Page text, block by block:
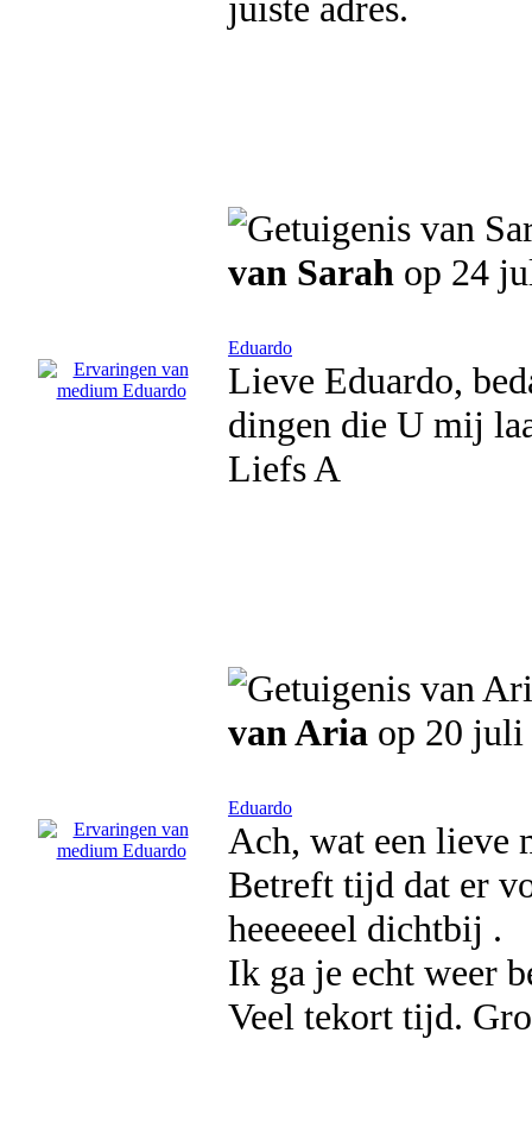
van Sarah op 24
Eduardo
Lieve Eduardo,
dingen die U mij
Liefs A
van Aria op 20 juli
Eduardo
Ach, wat een lieve
Betreft tijd dat er
heeeeeel dichtbij .
Ik ga je echt weer
Veel tekort tijd.